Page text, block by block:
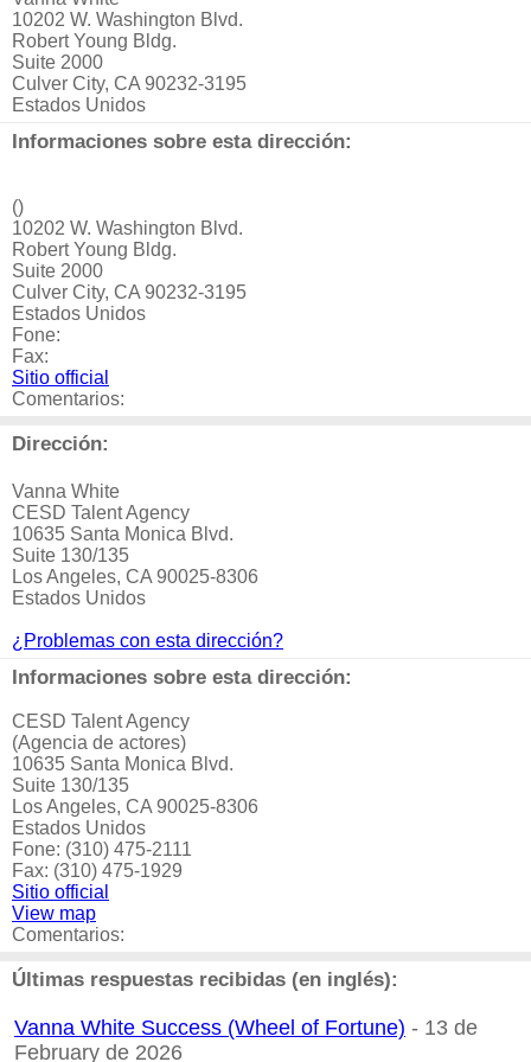
10202 W. Washington Blvd.
Robert Young Bldg.
Suite 2000
Culver City, CA 90232-3195
Estados Unidos
Informaciones sobre esta dirección:
()
10202 W. Washington Blvd.
Robert Young Bldg.
Suite 2000
Culver City, CA 90232-3195
Estados Unidos
Fone:
Fax:
Sitio official
Comentarios:
Dirección:
Vanna White
CESD Talent Agency
10635 Santa Monica Blvd.
Suite 130/135
Los Angeles, CA 90025-8306
Estados Unidos
¿Problemas con esta dirección?
Informaciones sobre esta dirección:
CESD Talent Agency
(Agencia de actores)
10635 Santa Monica Blvd.
Suite 130/135
Los Angeles, CA 90025-8306
Estados Unidos
Fone: (310) 475-2111
Fax: (310) 475-1929
Sitio official
View map
Comentarios:
Últimas respuestas recibidas (en inglés):
Vanna White Success (Wheel of Fortune) - 13 de
February de 2026